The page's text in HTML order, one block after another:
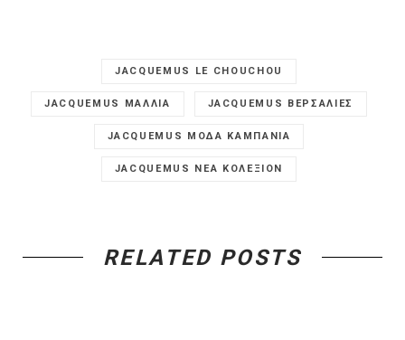
JACQUEMUS LE CHOUCHOU
JACQUEMUS MAΛΛΙΑ JACQUEMUS ΒΕΡΣΑΛΙΕΣ
JACQUEMUS ΜΟΔΑ ΚΑΜΠΑΝΙΑ
JACQUEMUS ΝΕΑ ΚΟΛΕΞΙΟΝ
RELATED POSTS